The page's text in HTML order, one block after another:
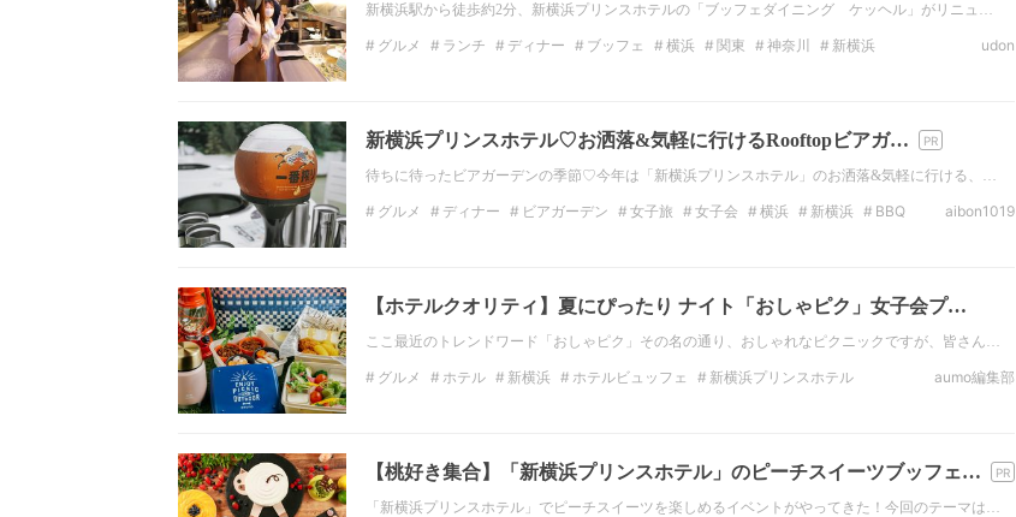
新横浜駅から徒歩約2分、新横浜プリンスホテルの「ブッフェダイニング ケッヘル」がリニュ…
グルメ ランチ ディナー ブッフェ 横浜 関東 神奈川
新横浜
udon
新横浜プリンスホテル♡お洒落&気軽に行けるRooftopビアガ…
待ちに待ったビアガーデンの季節♡今年は「新横浜プリンスホテル」のお洒落&気軽に行ける、…
グルメ ディナー ビアガーデン 女子旅 女子会 横浜 新横浜
BBQ
aibon1019
【ホテルクオリティ】夏にぴったり ナイト「おしゃピク」女子会プ…
ここ最近のトレンドワード「おしゃピク」その名の通り、おしゃれなピクニックですが、皆さん…
グルメ ホテル 新横浜 ホテルビュッフェ
新横浜プリンスホテル
aumo編集部
【桃好き集合】「新横浜プリンスホテル」のピーチスイーツブッフェ…
「新横浜プリンスホテル」でピーチスイーツを楽しめるイベントがやってきた！今回のテーマは…